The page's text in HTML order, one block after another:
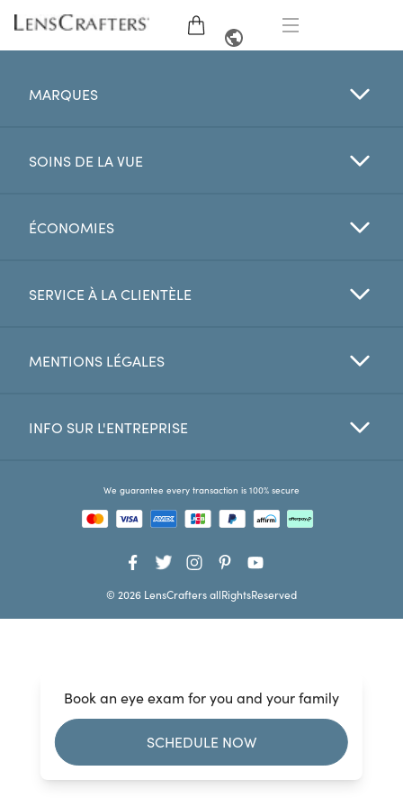
MARQUES
VERRES
OFFRES
Favorites
Book an eye exam for you and your family
SCHEDULE NOW
MARQUES
SOINS DE LA VUE
ÉCONOMIES
SERVICE À LA CLIENTÈLE
MENTIONS LÉGALES
INFO SUR L'ENTREPRISE
We guarantee every transaction is 100% secure
© 2026 LensCrafters allRightsReserved